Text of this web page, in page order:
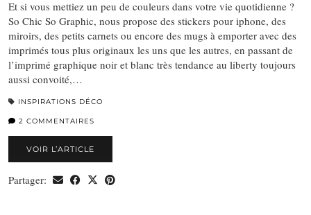
Et si vous mettiez un peu de couleurs dans votre vie quotidienne ?
So Chic So Graphic, nous propose des stickers pour iphone, des
miroirs, des petits carnets ou encore des mugs à emporter avec des
imprimés tous plus originaux les uns que les autres, en passant de
l’imprimé graphique noir et blanc très tendance au liberty toujours
aussi convoité,…
INSPIRATIONS DÉCO
2 COMMENTAIRES
VOIR L’ARTICLE
Partager: